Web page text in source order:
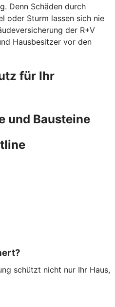
Denn Schäden durch
oder Sturm lassen sich nie
der R+V
Hausbesitzer vor den
für Ihr
und Bausteine
schützt nicht nur Ihr Haus,